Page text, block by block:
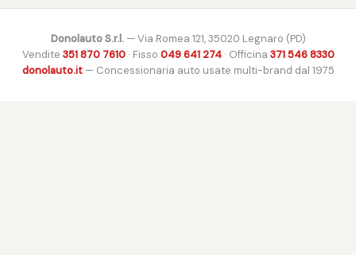
Donolauto S.r.l.— Via Romea 121, 35020 Legnaro (PD)
Vendite 351 870 7610· Fisso 049 641 274· Officina 371 546 8330
donolauto.it— Concessionaria auto usate multi-brand dal 1975